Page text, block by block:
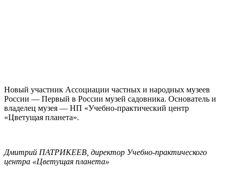
Новый участник Ассоциации частных и народных музеев
России — Первый в России музей садовника. Основатель и
владелец музея — НП «Учебно-практический центр
«Цветущая планета».
Дмитрий ПАТРИКЕЕВ, директор Учебно-практического
центра «Цветущая планета»